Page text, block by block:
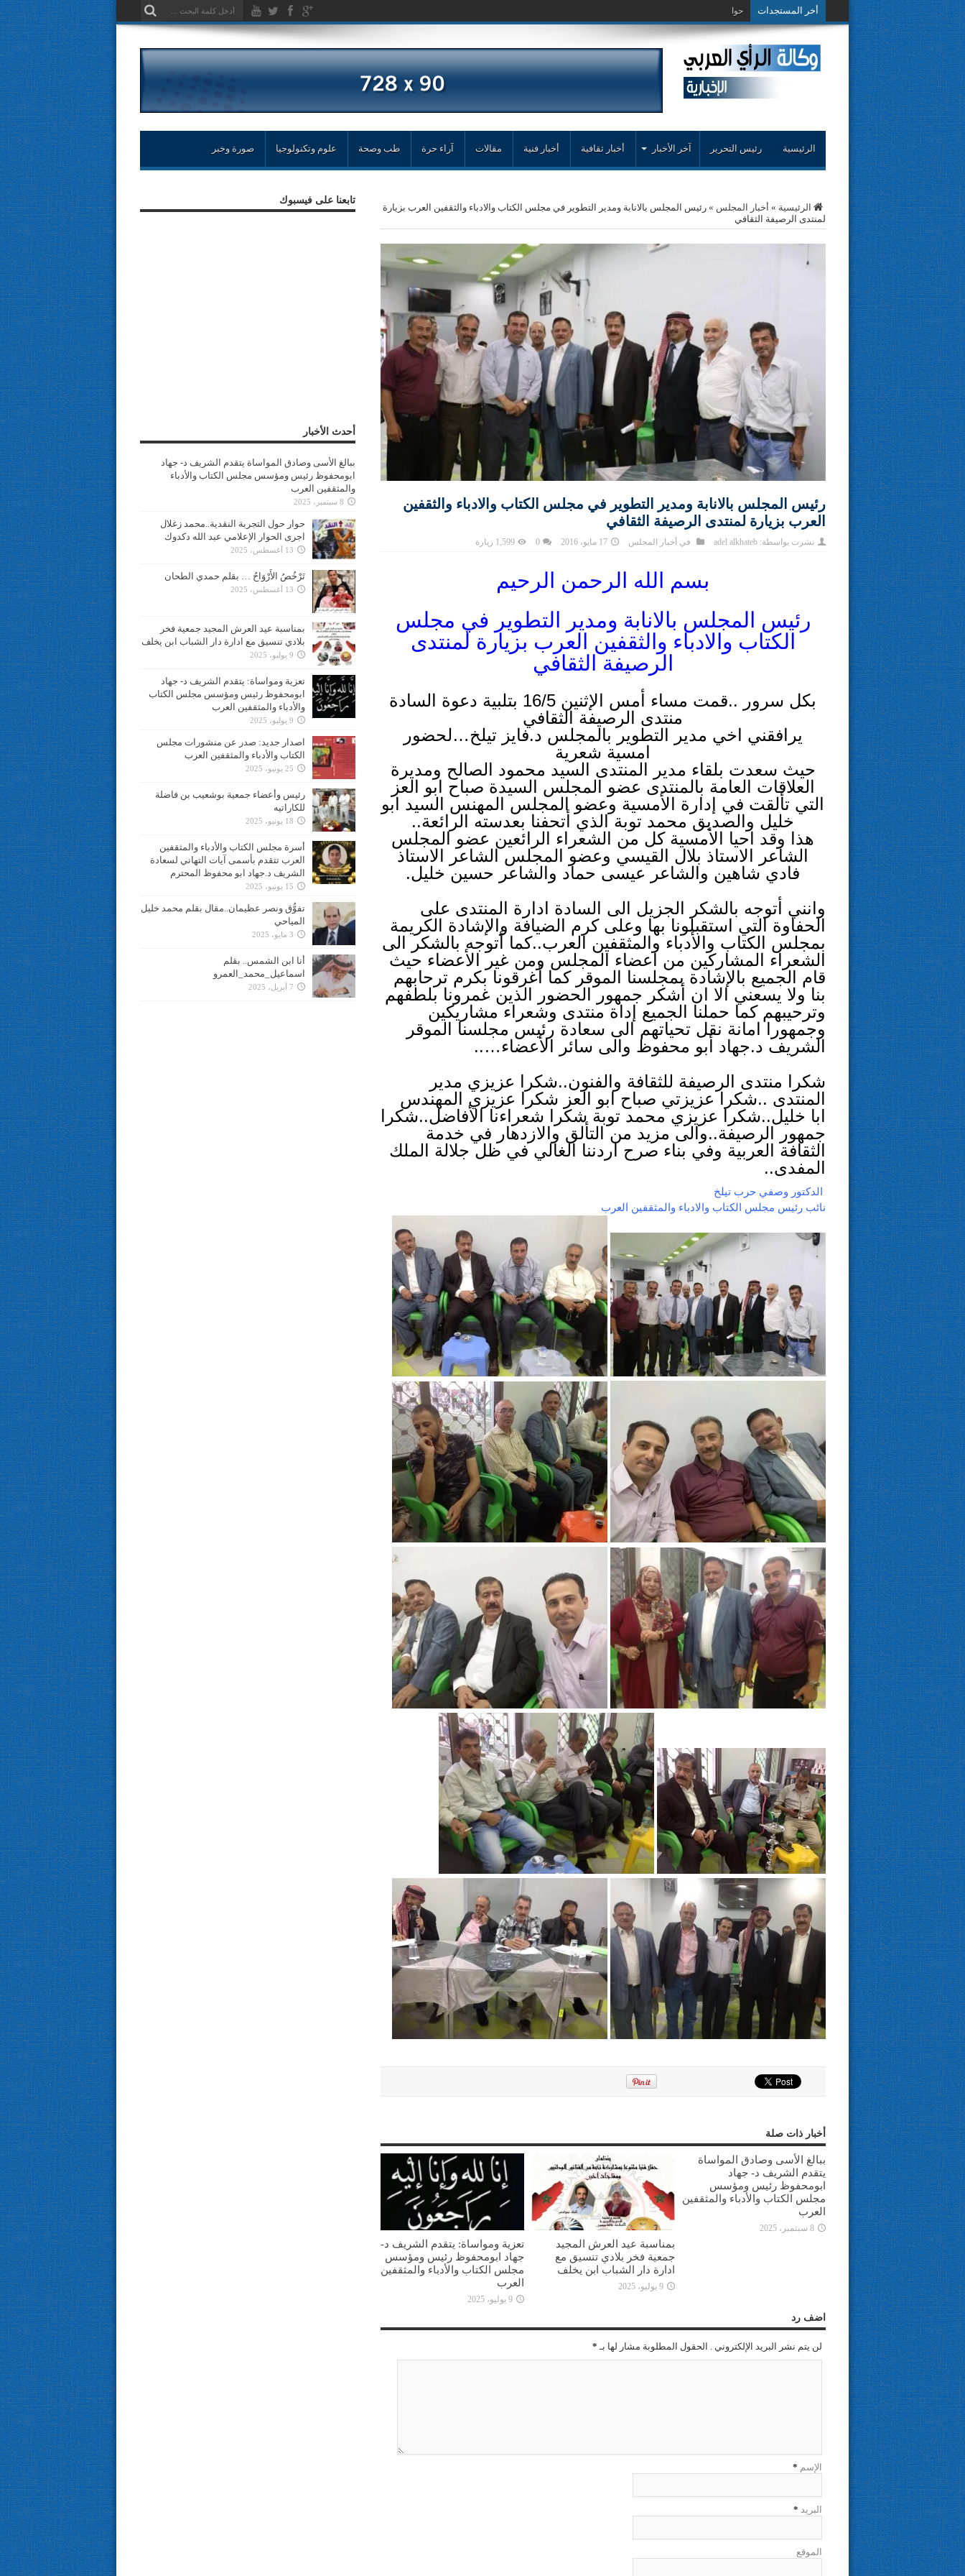
أخر المستجدات حوار حول التجربة النقدية..
الرئيسية رئيس التحرير آخر الأخبار أخبار ثقافية أخبار فنية مقالات آراء حرة طب وصحة علوم وتكنولوجيا صورة وخبر
الرئيسية » أخبار المجلس »رئيس المجلس بالانابة ومدير التطوير في مجلس الكتاب والادباء والثقفين العرب بزيارة
لمنتدى الرصيفة الثقافي
رئيس المجلس بالانابة ومدير التطوير في مجلس الكتاب والادباء والثقفين
العرب بزيارة لمنتدى الرصيفة الثقافي
نشرت بواسطة:adel alkhateb في أخبار المجلس 17 مايو، 2016 0 1,599 زيارة
بسم الله الرحمن الرحيم
رئيس المجلس بالانابة ومدير التطوير في مجلس
الكتاب والادباء والثقفين العرب بزيارة لمنتدى
الرصيفة الثقافي
بكل سرور ..قمت مساء أمس الإثنين 16/5 بتلبية دعوة السادة
منتدى الرصيفة الثقافي
يرافقني اخي مدير التطوير بالمجلس د.فايز تيلخ…لحضور
امسية شعرية
حيث سعدت بلقاء مدير المنتدى السيد محمود الصالح ومديرة
العلاقات العامة بالمنتدى عضو المجلس السيدة صباح ابو العز
التي تألقت في إدارة الأمسية وعضو المجلس المهنس السيد ابو
خليل والصديق محمد توبة الذي أتحفنا بعدسته الرائعة..
هذا وقد احيا الأمسية كل من الشعراء الرائعين عضو المجلس
الشاعر الاستاذ بلال القيسي وعضو المجلس الشاعر الاستاذ
فادي شاهين والشاعر عيسى حماد والشاعر حسين خليل.
وانني أتوجه بالشكر الجزيل الى السادة ادارة المنتدى على
الحفاوة التي استقبلونا بها وعلى كرم الضيافة والإشادة الكريمة
بمجلس الكتاب والأدباء والمثقفين العرب..كما أتوجه بالشكر الى
الشعراء المشاركين من اعضاء المجلس ومن غير الأعضاء حيث
قام الجميع بالإشادة بمجلسنا الموقر كما أغرقونا بكرم ترحابهم
بنا ولا يسعني الا ان أشكر جمهور الحضور الذين غمرونا بلطفهم
وترحيبهم كما حملنا الجميع إداة منتدى وشعراء مشاريكين
وجمهورا امانة نقل تحياتهم الى سعادة رئيس مجلسنا الموقر
الشريف د.جهاد أبو محفوظ والى سائر الأعضاء…..
شكرا منتدى الرصيفة للثقافة والفنون..شكرا عزيزي مدير
المنتدى ..شكرا عزيزتي صباح ابو العز شكرا عزيزي المهندس
ابا خليل..شكرا عزيزي محمد توبة شكرا شعراءنا الأفاضل..شكرا
جمهور الرصيفة..والى مزيد من التألق والازدهار في خدمة
الثقافة العربية وفي بناء صرح اردننا الغالي في ظل جلالة الملك
المفدى..
الدكتور وصفي حرب تيلخ
نائب رئيس مجلس الكتاب والادباء والمثقفين العرب
أخبار ذات صلة
ببالغ الأسى وصادق المواساة
يتقدم الشريف د- جهاد
ابومحفوظ رئيس ومؤسس
مجلس الكتاب والأدباء والمثقفين
العرب
8 سبتمبر، 2025
بمناسبة عيد العرش المجيد
جمعية فخر بلادي تنسيق مع
ادارة دار الشباب ابن يخلف
9 يوليو، 2025
تعزية ومواساة: يتقدم الشريف د-
جهاد ابومحفوظ رئيس ومؤسس
مجلس الكتاب والأدباء والمثقفين
العرب
9 يوليو، 2025
اضف رد
لن يتم نشر البريد الإلكتروني . الحقول المطلوبة مشار لها بـ *
الإسم *
البريد *
الموقع
تابعنا على فيسبوك
أحدث الأخبار
ببالغ الأسى وصادق المواساة يتقدم الشريف د- جهاد
ابومحفوظ رئيس ومؤسس مجلس الكتاب والأدباء
والمثقفين العرب
8 سبتمبر، 2025
حوار حول التجربة النقدية..محمد زغلال
اجرى الحوار الإعلامي عبد الله دكدوك
13 أغسطس، 2025
تَرْخُصُ الأَرْوَاحُ … بقلم حمدي الطحان
13 أغسطس، 2025
بمناسبة عيد العرش المجيد جمعية فخر
بلادي تنسيق مع ادارة دار الشباب ابن يخلف
9 يوليو، 2025
تعزية ومواساة: يتقدم الشريف د- جهاد
ابومحفوظ رئيس ومؤسس مجلس الكتاب
والأدباء والمثقفين العرب
9 يوليو، 2025
اصدار جديد: صدر عن منشورات مجلس
الكتاب والأدباء والمثقفين العرب
25 يونيو، 2025
رئيس وأعضاء جمعية بوشعيب بن فاضلة
للكاراتيه
18 يونيو، 2025
أسرة مجلس الكتاب والأدباء والمثقفين
العرب تتقدم بأسمى آيات التهاني لسعادة
الشريف د.جهاد ابو محفوظ المحترم
15 يونيو، 2025
تفوُّق ونصر عظيمان..مقال بقلم محمد خليل
المياحي
3 مايو، 2025
أنا ابن الشمس.. بقلم
اسماعيل_محمد_العمرو
7 أبريل، 2025